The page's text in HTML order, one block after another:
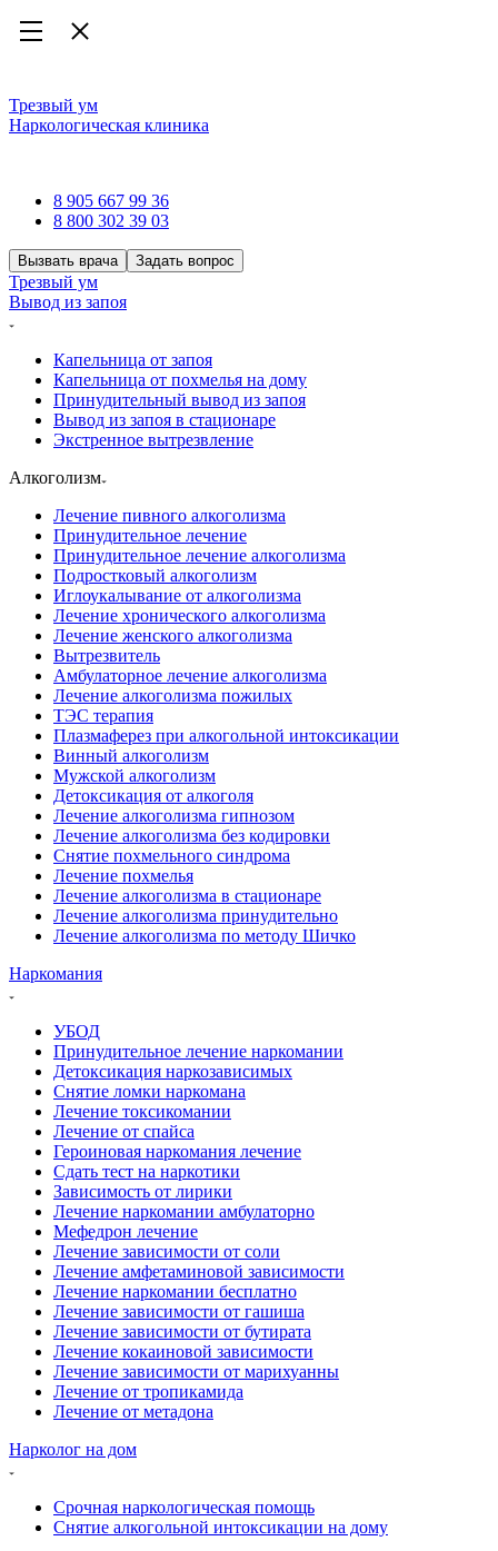
Трезвый ум
Наркологическая клиника
8 905 667 99 36
8 800 302 39 03
Вызвать врача Задать вопрос
Трезвый ум
Вывод из запоя
Капельница от запоя
Капельница от похмелья на дому
Принудительный вывод из запоя
Вывод из запоя в стационаре
Экстренное вытрезвление
Алкоголизм
Лечение пивного алкоголизма
Принудительное лечение
Принудительное лечение алкоголизма
Подростковый алкоголизм
Иглоукалывание от алкоголизма
Лечение хронического алкоголизма
Лечение женского алкоголизма
Вытрезвитель
Амбулаторное лечение алкоголизма
Лечение алкоголизма пожилых
ТЭС терапия
Плазмаферез при алкогольной интоксикации
Винный алкоголизм
Мужской алкоголизм
Детоксикация от алкоголя
Лечение алкоголизма гипнозом
Лечение алкоголизма без кодировки
Снятие похмельного синдрома
Лечение похмелья
Лечение алкоголизма в стационаре
Лечение алкоголизма принудительно
Лечение алкоголизма по методу Шичко
Наркомания
УБОД
Принудительное лечение наркомании
Детоксикация наркозависимых
Снятие ломки наркомана
Лечение токсикомании
Лечение от спайса
Героиновая наркомания лечение
Сдать тест на наркотики
Зависимость от лирики
Лечение наркомании амбулаторно
Мефедрон лечение
Лечение зависимости от соли
Лечение амфетаминовой зависимости
Лечение наркомании бесплатно
Лечение зависимости от гашиша
Лечение зависимости от бутирата
Лечение кокаиновой зависимости
Лечение зависимости от марихуанны
Лечение от тропикамида
Лечение от метадона
Нарколог на дом
Срочная наркологическая помощь
Снятие алкогольной интоксикации на дому